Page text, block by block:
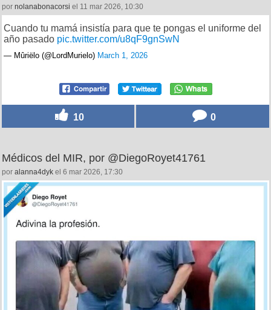
por nolanabonacorsi el 11 mar 2026, 10:30
Cuando tu mamá insistía para que te pongas el uniforme del
año pasado pic.twitter.com/u8qF9gnSwN
— Mûriëlo (@LordMurielo) March 1, 2026
10 0
Médicos del MIR, por @DiegoRoyet41761
por alanna4dyk el 6 mar 2026, 17:30